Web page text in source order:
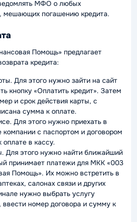
МФО о любых
мешающих погашению кредита.
Помощь» предлагает
кредита:
Для этого нужно зайти на сайт
кнопку «Оплатить кредит». Затем
и срок действия карты, с
сумма к оплате.
Для этого нужно приехать в
компании с паспортом и договором
в кассу.
Для этого нужно найти ближайший
принимает платежи для МКК «003
Помощь». Их можно встретить в
салонах связи и других
нужно выбрать услугу
ввести номер договора и сумму к